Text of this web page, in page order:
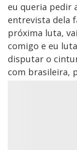
eu queria pedir
entrevista dela
próxima luta,
comigo e eu
disputar o
com brasileira,